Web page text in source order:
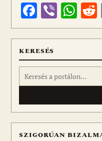
Facebook
Viber
KERESÉS
Keresés:
SZIGORÚAN